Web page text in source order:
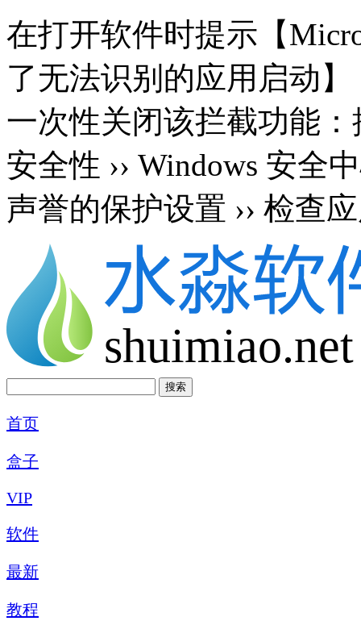
在打开软件时提示【
了无法识别的应用启动
一次性关闭该拦截功能：
安全性 ›› Windows 安全
声誉的保护设置 ›› 检查
shuimiao.net
首页
盒子
VIP
软件
最新
教程